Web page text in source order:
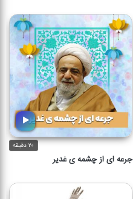
۲۰ دقیقه
جرعه ای از چشمه ی غدیر